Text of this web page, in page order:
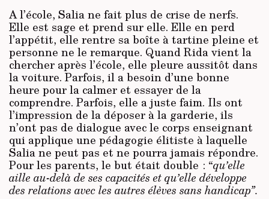
A l’école, Salia ne fait plus de crise de nerfs.
Elle est sage et prend sur elle. Elle en perd
l’appétit, elle rentre sa boîte à tartine pleine et
personne ne le remarque. Quand Rida vient la
chercher après l’école, elle pleure aussitôt dans
la voiture. Parfois, il a besoin d’une bonne
heure pour la calmer et essayer de la
comprendre. Parfois, elle a juste faim. Ils ont
l’impression de la déposer à la garderie, ils
n’ont pas de dialogue avec le corps enseignant
qui applique une pédagogie élitiste à laquelle
Salia ne peut pas et ne pourra jamais répondre.
Pour les parents, le but était double : “qu’elle
aille au-delà de ses capacités et qu’elle développe
des relations avec les autres élèves sans handicap”.